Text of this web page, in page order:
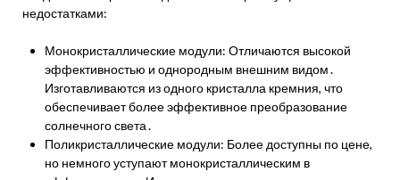
недостатками:
Монокристаллические модули: Отличаются высокой
эффективностью и однородным внешним видом․
Изготавливаются из одного кристалла кремния, что
обеспечивает более эффективное преобразование
солнечного света․
Поликристаллические модули: Более доступны по цене,
но немного уступают монокристаллическим в